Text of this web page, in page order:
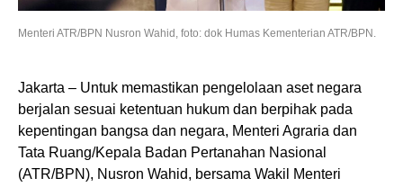
Menteri ATR/BPN Nusron Wahid, foto: dok Humas Kementerian ATR/BPN.
Jakarta – Untuk memastikan pengelolaan aset negara
berjalan sesuai ketentuan hukum dan berpihak pada
kepentingan bangsa dan negara, Menteri Agraria dan
Tata Ruang/Kepala Badan Pertanahan Nasional
(ATR/BPN), Nusron Wahid, bersama Wakil Menteri